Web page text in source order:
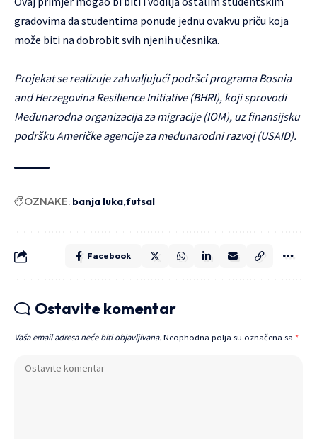
gradovima da studentima ponude jednu ovakvu priču koja
može biti na dobrobit svih njenih učesnika.
Projekat se realizuje zahvaljujući podršci programa Bosnia
and Herzegovina Resilience Initiative (BHRI), koji sprovodi
Međunarodna organizacija za migracije (IOM), uz finansijsku
podršku Američke agencije za međunarodni razvoj (USAID).
OZNAKE: banja luka futsal
Facebook
Ostavite komentar
Vaša email adresa neće biti objavljivana. Neophodna polja su označena sa *